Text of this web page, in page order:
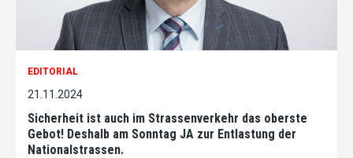
EDITORIAL
21.11.2024
Sicherheit ist auch im Strassenverkehr das oberste
Gebot! Deshalb am Sonntag JA zur Entlastung der
Nationalstrassen.